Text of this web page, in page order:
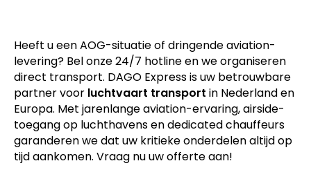
Heeft u een AOG-situatie of dringende aviation-
levering? Bel onze 24/7 hotline en we organiseren
direct transport. DAGO Express is uw betrouwbare
partner voor luchtvaart transport in Nederland en
Europa. Met jarenlange aviation-ervaring, airside-
toegang op luchthavens en dedicated chauffeurs
garanderen we dat uw kritieke onderdelen altijd op
tijd aankomen. Vraag nu uw offerte aan!